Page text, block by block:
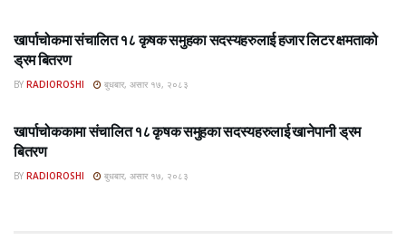
खार्पाचोकमा संचालित १८ कृषक समुहका सदस्यहरुलाई हजार लिटर क्षमताको
ड्रम बितरण
BY RADIOROSHI बुधबार, असार १७, २०८३
खार्पाचोककामा संचालित १८ कृषक समुहका सदस्यहरुलाई खानेपानी ड्रम
बितरण
BY RADIOROSHI बुधबार, असार १७, २०८३